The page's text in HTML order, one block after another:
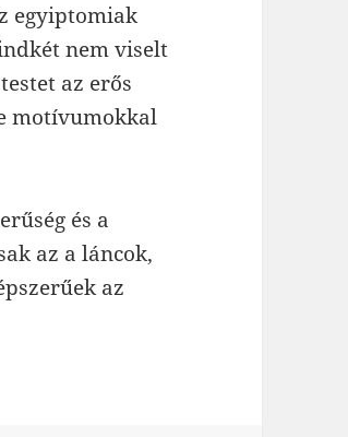
egyiptomiak
nem viselt
az erős
motívumokkal
és a
az a láncok,
az